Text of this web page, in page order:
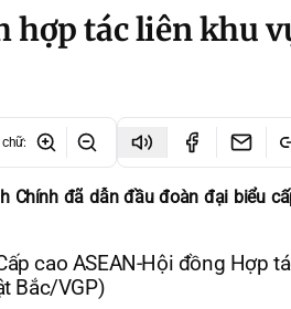
hợp tác liên khu
chữ:
Chính đã dẫn đầu đoàn đại biểu